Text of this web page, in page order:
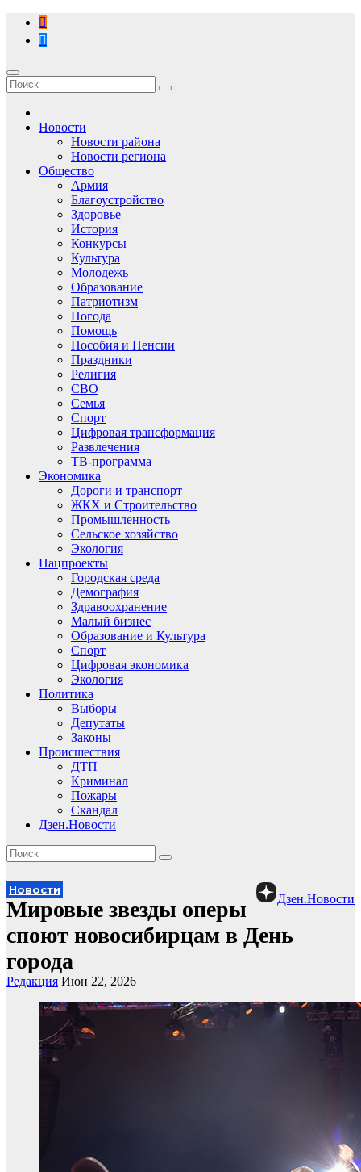
Перейти
содержимому
Новости
Новости района
Новости региона
Общество
Армия
Благоустройство
Здоровье
История
Конкурсы
Культура
Молодежь
Образование
Патриотизм
Погода
Помощь
Пособия и Пенсии
Праздники
Религия
СВО
Семья
Спорт
Цифровая трансформация
Развлечения
ТВ-программа
Экономика
Дороги и транспорт
ЖКХ и Строительство
Промышленность
Сельское хозяйство
Экология
Нацпроекты
Городская среда
Демография
Здравоохранение
Малый бизнес
Образование и Культура
Спорт
Цифровая экономика
Экология
Политика
Выборы
Депутаты
Законы
Происшествия
ДТП
Криминал
Пожары
Скандал
Дзен.Новости
Дзен.Новости
Новости
Мировые звезды оперы
споют новосибирцам в День
города
Редакция Июн 22, 2026